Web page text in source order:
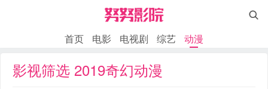

首页 电影 电视剧 综艺 动漫
影视筛选 2019奇幻动漫